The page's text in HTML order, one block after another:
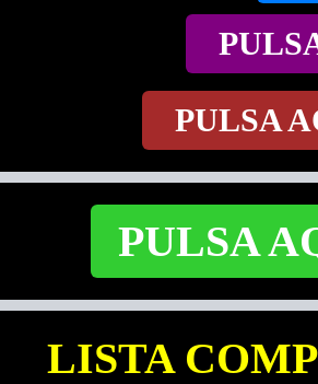
PULSA
PULSA
LISTA